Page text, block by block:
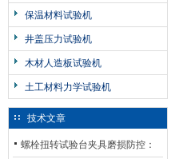
保温材料试验机
井盖压力试验机
木材人造板试验机
土工材料力学试验机
技术文章
螺栓扭转试验台夹具磨损防控：